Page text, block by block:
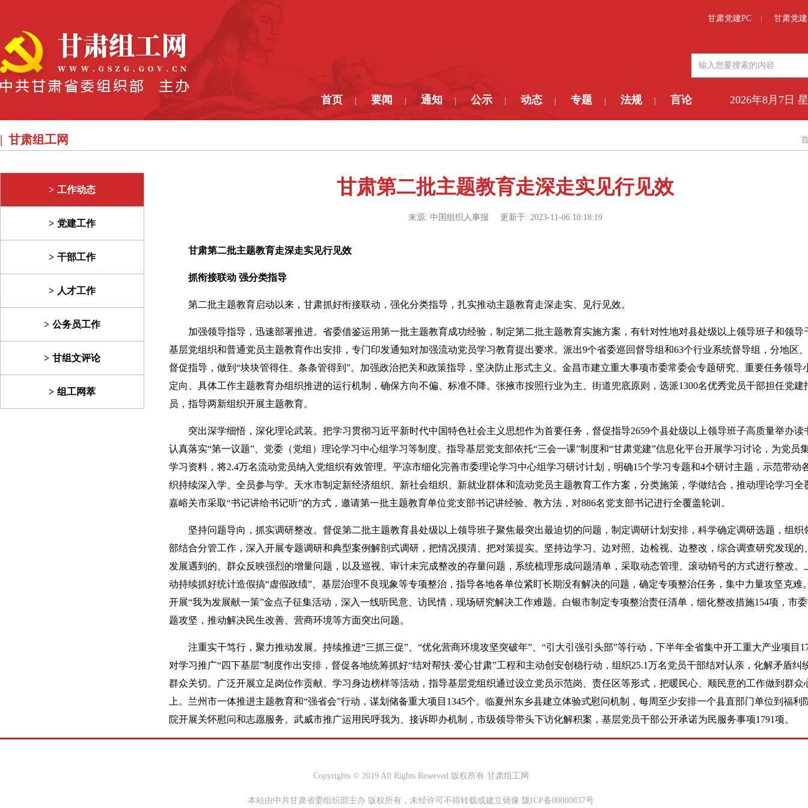
甘肃党建PC 甘肃党
首页 要闻 通知 公示 动态 专题 法规 言论 2026年8月7日
甘肃组工网
工作动态
党建工作
干部工作
人才工作
公务员工作
甘组文评论
组工网萃
甘肃第二批主题教育走深走实见行见效
来源: 中国组织人事报 更新于: 2023-11-06 10:18:19
甘肃第二批主题教育走深走实见行见效
抓衔接联动 强分类指导
第二批主题教育启动以来，甘肃抓好衔接联动，强化分类指导，扎实推动主题教育走深走实、见行见效。
加强领导指导，迅速部署推进。省委借鉴运用第一批主题教育成功经验，制定第二批主题教育实施方案，有针对性地对县处级以上领导班子和领导
基层党组织和普通党员主题教育作出安排，专门印发通知对加强流动党员学习教育提出要求。派出9个省委巡回督导组和63个行业系统督导组，分地区
督促指导，做到“块块管得住、条条管得到”。加强政治把关和政策指导，坚决防止形式主义。金昌市建立重大事项市委常委会专题研究、重要任务领导
定向、具体工作主题教育办组织推进的运行机制，确保方向不偏、标准不降。张掖市按照行业为主、街道兜底原则，选派1300名优秀党员干部担任党建
员，指导两新组织开展主题教育。
突出深学细悟，深化理论武装。把学习贯彻习近平新时代中国特色社会主义思想作为首要任务，督促指导2659个县处级以上领导班子高质量举办读
认真落实“第一议题”、党委（党组）理论学习中心组学习等制度。指导基层党支部依托“三会一课”制度和“甘肃党建”信息化平台开展学习讨论，为党员
学习资料，将2.4万名流动党员纳入党组织有效管理。平凉市细化完善市委理论学习中心组学习研讨计划，明确15个学习专题和4个研讨主题，示范带动
织持续深入学、全员参与学。天水市制定新经济组织、新社会组织、新就业群体和流动党员主题教育工作方案，分类施策，学做结合，推动理论学习全
嘉峪关市采取“书记讲给书记听”的方式，邀请第一批主题教育单位党支部书记讲经验、教方法，对886名党支部书记进行全覆盖轮训。
坚持问题导向，抓实调研整改。督促第二批主题教育县处级以上领导班子聚焦最突出最迫切的问题，制定调研计划安排，科学确定调研选题，组织
部结合分管工作，深入开展专题调研和典型案例解剖式调研，把情况摸清、把对策提实。坚持边学习、边对照、边检视、边整改，综合调查研究发现的
发展遇到的、群众反映强烈的增量问题，以及巡视、审计未完成整改的存量问题，系统梳理形成问题清单，采取动态管理、滚动销号的方式进行整改。
动持续抓好统计造假搞“虚假政绩”、基层治理不良现象等专项整治，指导各地各单位紧盯长期没有解决的问题，确定专项整治任务，集中力量攻坚克难
开展“我为发展献一策”金点子征集活动，深入一线听民意、访民情，现场研究解决工作难题。白银市制定专项整治责任清单，细化整改措施154项，市
题攻坚，推动解决民生改善、营商环境等方面突出问题。
注重实干笃行，聚力推动发展。持续推进“三抓三促”、“优化营商环境攻坚突破年”、“引大引强引头部”等行动，下半年全省集中开工重大产业项目
对学习推广“四下基层”制度作出安排，督促各地统筹抓好“结对帮扶·爱心甘肃”工程和主动创安创稳行动，组织25.1万名党员干部结对认亲，化解矛盾纠
群众关切。广泛开展立足岗位作贡献、学习身边榜样等活动，指导基层党组织通过设立党员示范岗、责任区等形式，把暖民心、顺民意的工作做到群众
上。兰州市一体推进主题教育和“强省会”行动，谋划储备重大项目1345个。临夏州东乡县建立体验式慰问机制，每周至少安排一个县直部门单位到福利
院开展关怀慰问和志愿服务。武威市推广运用民呼我为、接诉即办机制，市级领导带头下访化解积案，基层党员干部公开承诺为民服务事项1791项。
Copyrights © 2019 All Rights Reserved 版权所有 甘肃组工网
本站由中共甘肃省委组织部主办 版权所有，未经许可不得转载或建立镜像 陇ICP备08000837号